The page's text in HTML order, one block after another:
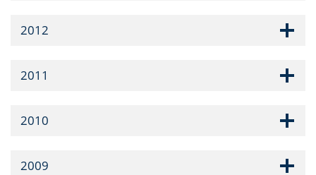
2012
2011
2010
2009